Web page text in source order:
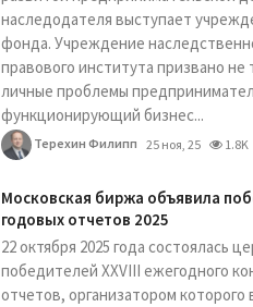
наследодателя выступает
фонда. Учреждение
правового института призвано не
личные проблемы
функционирующий бизнес...
Терехин Филипп 25 ноя, 25 1.8K
Московская биржа объявила
годовых отчетов 2025
22 октября 2025 года состоялась
победителей XXVIII ежегодного
отчетов, организатором которого